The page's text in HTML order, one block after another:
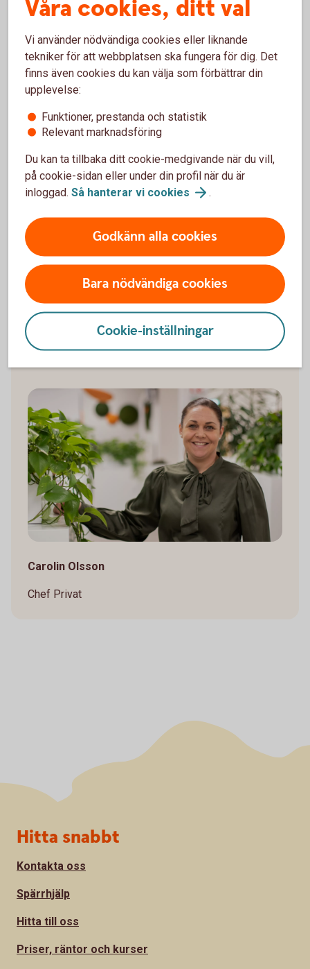
Kundservicechef
Caroline Stenberg
Kreditchef
Carolin Olsson
Chef Privat
Våra cookies, ditt val
Vi använder nödvändiga cookies eller liknande
tekniker för att webbplatsen ska fungera för dig. Det
finns även cookies du kan välja som förbättrar din
upplevelse:
Funktioner, prestanda och statistik
Relevant marknadsföring
Du kan ta tillbaka ditt cookie-medgivande när du vill,
på cookie-sidan eller under din profil när du är
inloggad. Så hanterar vi cookies .
Godkänn alla cookies
Bara nödvändiga cookies
Cookie-inställningar
Sidfot
Hitta snabbt
Kontakta oss
Spärrhjälp
Hitta till oss
Priser, räntor och kurser